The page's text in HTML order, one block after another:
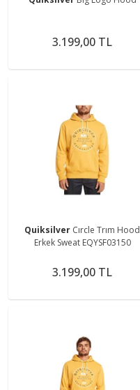
3.199,00 TL
Quiksilver Cırcle Trım Hood
Erkek Sweat EQYSF03150
3.199,00 TL